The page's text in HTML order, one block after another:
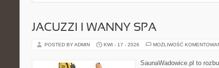
JACUZZI I WANNY SPA
POSTED BY ADMIN KWI - 17 - 2026 MOŻLIWOŚĆ
SaunaWadowice.pl to